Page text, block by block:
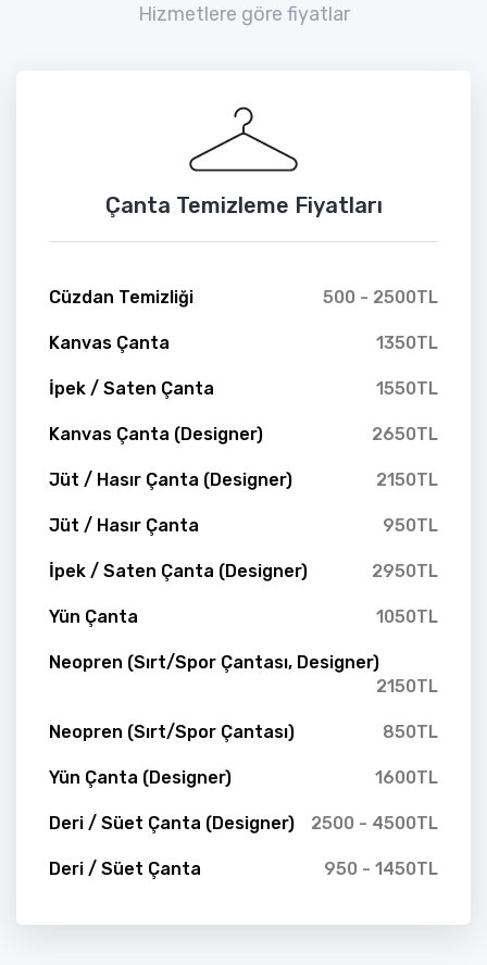
Hizmetlere göre fiyatlar
Çanta Temizleme Fiyatları
Cüzdan Temizliği 500 - 2500TL
Kanvas Çanta 1350TL
İpek / Saten Çanta 1550TL
Kanvas Çanta (Designer) 2650TL
Jüt / Hasır Çanta (Designer) 2150TL
Jüt / Hasır Çanta 950TL
İpek / Saten Çanta (Designer) 2950TL
Yün Çanta 1050TL
Neopren (Sırt/Spor Çantası, Designer)
2150TL
Neopren (Sırt/Spor Çantası) 850TL
Yün Çanta (Designer) 1600TL
Deri / Süet Çanta (Designer) 2500 - 4500TL
Deri / Süet Çanta 950 - 1450TL